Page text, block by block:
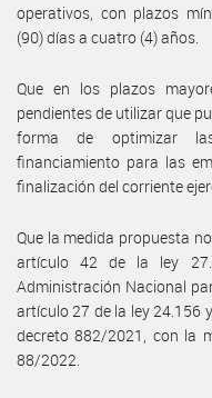
operativos, con plazos
(90) días a cuatro (4) años.
Que en los plazos
pendientes de utilizar que
forma de optimizar
financiamiento para las
finalización del corriente
Que la medida propuesta
artículo 42 de la ley
Administración Nacional
artículo 27 de la ley 24.156
decreto 882/2021, con la
88/2022.